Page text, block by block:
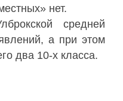
нет.
средней
а при этом
два 10-х класса.